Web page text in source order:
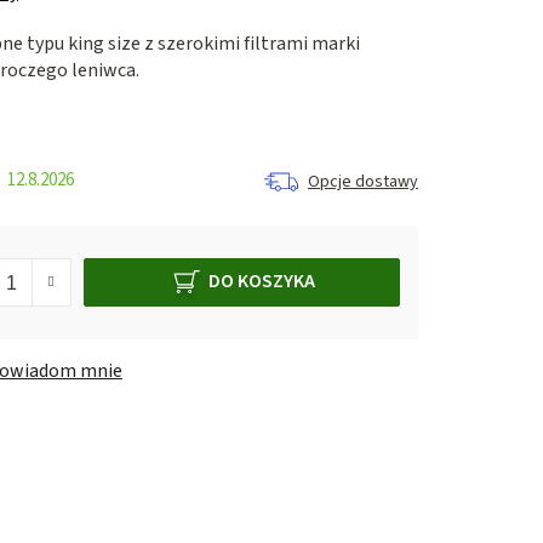
typu king size z szerokimi filtrami marki
leniwca.
12.8.2026 Opcje dostawy
DO KOSZYKA
mnie